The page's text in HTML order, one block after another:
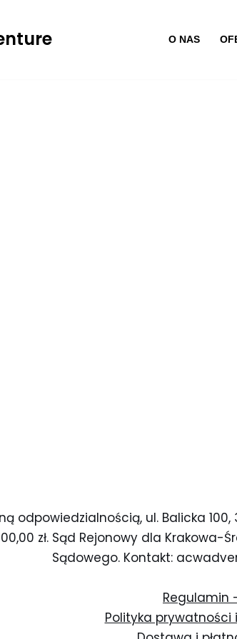
O NAS
odpowiedzialnością, ul. Balicka 100,
zł. Sąd Rejonowy dla
Sądowego. Kontakt:
Regulamin
Polityka prywatności